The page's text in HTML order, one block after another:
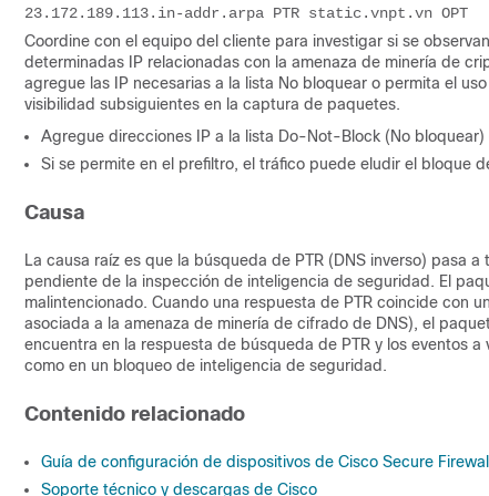
23.172.189.113.in-addr.arpa PTR static.vnpt.vn OPT
Coordine con el equipo del cliente para investigar si se
determinadas IP relacionadas con la amenaza de minería de
agregue las IP necesarias a la lista No bloquear o permita el
visibilidad subsiguientes en la captura de paquetes.
Agregue direcciones IP a la lista Do-Not-Block (No
Si se permite en el prefiltro, el tráfico puede eludir el bloque
Causa
La causa raíz es que la búsqueda de PTR (DNS inverso) pasa
pendiente de la inspección de inteligencia de seguridad. El
malintencionado. Cuando una respuesta de PTR coincide con
asociada a la amenaza de minería de cifrado de DNS), el
encuentra en la respuesta de búsqueda de PTR y los eventos
como en un bloqueo de inteligencia de seguridad.
Contenido relacionado
Guía de configuración de dispositivos de Cisco Secure
Soporte técnico y descargas de Cisco